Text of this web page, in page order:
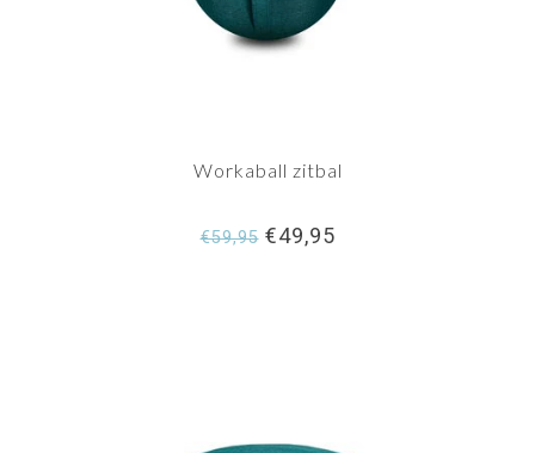
Workaball zitbal
€59,95€49,95